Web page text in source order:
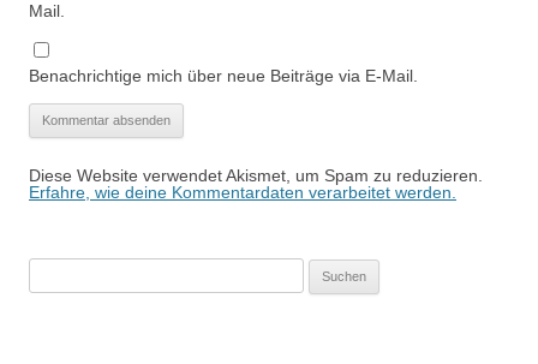
Mail.
Benachrichtige mich über neue Beiträge via E-Mail.
Diese Website verwendet Akismet, um Spam zu reduzieren.
Erfahre, wie deine Kommentardaten verarbeitet werden.